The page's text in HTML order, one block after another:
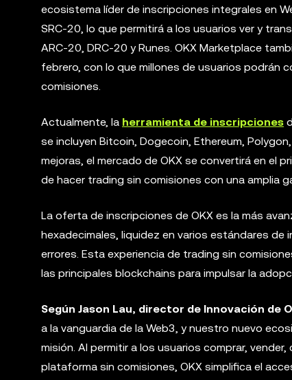
ecosistema líder de inscripciones integrales en
SRC-20, lo que permitirá a los usuarios ver y
ARC-20, DRC-20 y Runes. OKX Marketplace
febrero, con lo que millones de usuarios podrán
comisiones.
Actualmente, la herramienta de inscripciones
se incluyen Bitcoin, Dogecoin, Ethereum,
mejoras, el mercado de OKX se convertirá en el
de hacer trading sin comisiones con una amplia
La oferta de inscripciones de OKX es la más
hexadecimales, liquidez en varios estándares
errores. Esta experiencia de trading sin
las principales blockchains para impulsar la
Según Jason Lau, director de Innovación de
a la vanguardia de la Web3, y nuestro nuevo
misión. Al permitir a los usuarios comprar,
plataforma sin comisiones, OKX simplifica el